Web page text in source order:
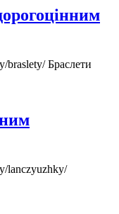
braslety/Браслети
lanczyuzhky/